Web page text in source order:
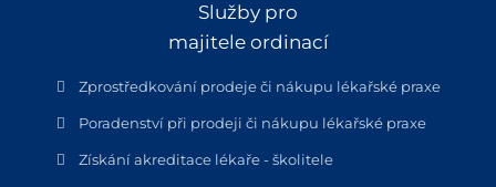
Služby pro
majitele ordinací
Zprostředkování prodeje či nákupu lékařské praxe
Poradenství při prodeji či nákupu lékařské praxe
Získání akreditace lékaře - školitele